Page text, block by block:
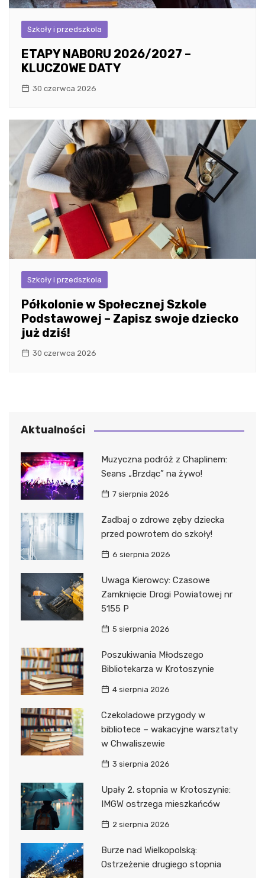
Szkoły i przedszkola
ETAPY NABORU 2026/2027 –
KLUCZOWE DATY
30 czerwca 2026
Szkoły i przedszkola
Półkolonie w Społecznej Szkole
Podstawowej – Zapisz swoje dziecko
już dziś!
30 czerwca 2026
Aktualności
Muzyczna podróż z Chaplinem:
Seans „Brzdąc” na żywo!
7 sierpnia 2026
Zadbaj o zdrowe zęby dziecka
przed powrotem do szkoły!
6 sierpnia 2026
Uwaga Kierowcy: Czasowe
Zamknięcie Drogi Powiatowej nr
5155 P
5 sierpnia 2026
Poszukiwania Młodszego
Bibliotekarza w Krotoszynie
4 sierpnia 2026
Czekoladowe przygody w
bibliotece – wakacyjne warsztaty
w Chwaliszewie
3 sierpnia 2026
Upały 2. stopnia w Krotoszynie:
IMGW ostrzega mieszkańców
2 sierpnia 2026
Burze nad Wielkopolską:
Ostrzeżenie drugiego stopnia